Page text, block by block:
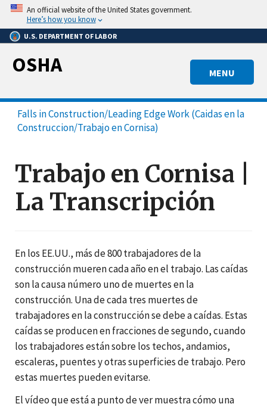
Skip
main
content
An official website of the United States government.
Here’s how you know
U.S. DEPARTMENT OF LABOR
MENU
OSHA
Falls in Construction/Leading Edge Work (Caidas en la
Construccion/Trabajo en Cornisa)
Trabajo en Cornisa |
La Transcripción
En los EE.UU., más de 800 trabajadores de la
construcción mueren cada año en el trabajo. Las caídas
son la causa número uno de muertes en la
construcción. Una de cada tres muertes de
trabajadores en la construcción se debe a caídas. Estas
caídas se producen en fracciones de segundo, cuando
los trabajadores están sobre los techos, andamios,
escaleras, puentes y otras superficies de trabajo. Pero
estas muertes pueden evitarse.
El vídeo que está a punto de ver muestra cómo una